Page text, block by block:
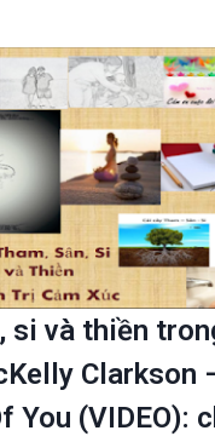
si và thiền
Kelly Clarkson
You (VIDEO):